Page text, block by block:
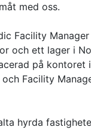
med oss.
Facility
och ett lager i
på kontoret
Facility
hyrda